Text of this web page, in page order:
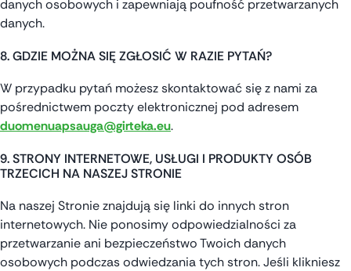
danych osobowych i zapewniają poufność przetwarzanych
danych.
8. GDZIE MOŻNA SIĘ ZGŁOSIĆ W RAZIE PYTAŃ?
W przypadku pytań możesz skontaktować się z nami za
pośrednictwem poczty elektronicznej pod adresem
duomenuapsauga@girteka.eu.
9. STRONY INTERNETOWE, USŁUGI I PRODUKTY OSÓB
TRZECICH NA NASZEJ STRONIE
Na naszej Stronie znajdują się linki do innych stron
internetowych. Nie ponosimy odpowiedzialności za
przetwarzanie ani bezpieczeństwo Twoich danych
osobowych podczas odwiedzania tych stron. Jeśli klikniesz